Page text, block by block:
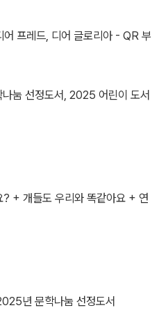
프레드, 디어 글로리아 - QR 부
눔 선정도서, 2025 어린이 도서
+ 개들도 우리와 똑같아요 + 연
년 문학나눔 선정도서